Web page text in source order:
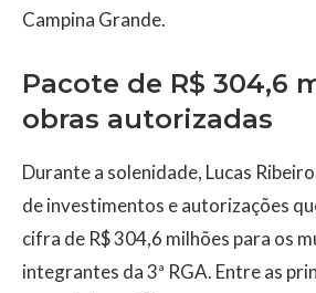
Campina Grande.
Pacote de R$ 304,6
obras autorizadas
Durante a solenidade, Lucas
de investimentos e autorizações
cifra de R$ 304,6 milhões para os
integrantes da 3ª RGA. Entre as